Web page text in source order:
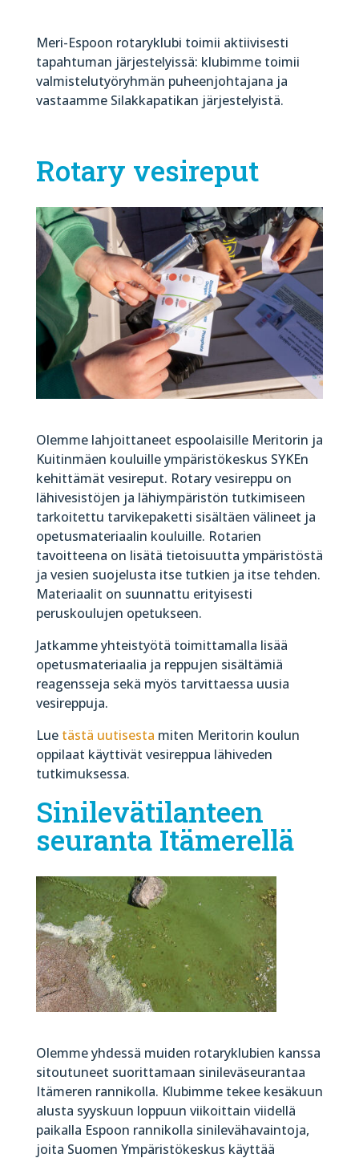
Meri-Espoon rotaryklubi toimii aktiivisesti
tapahtuman järjestelyissä: klubimme toimii
valmistelutyöryhmän puheenjohtajana ja
vastaamme Silakkapatikan järjestelyistä.
Rotary vesireput
Olemme lahjoittaneet espoolaisille Meritorin ja
Kuitinmäen kouluille ympäristökeskus SYKEn
kehittämät vesireput. Rotary vesireppu on
lähivesistöjen ja lähiympäristön tutkimiseen
tarkoitettu tarvikepaketti sisältäen välineet ja
opetusmateriaalin kouluille. Rotarien
tavoitteena on lisätä tietoisuutta ympäristöstä
ja vesien suojelusta itse tutkien ja itse tehden.
Materiaalit on suunnattu erityisesti
peruskoulujen opetukseen.
Jatkamme yhteistyötä toimittamalla lisää
opetusmateriaalia ja reppujen sisältämiä
reagensseja sekä myös tarvittaessa uusia
vesireppuja.
Lue tästä uutisesta miten Meritorin koulun
oppilaat käyttivät vesireppua lähiveden
tutkimuksessa.
Sinilevätilanteen
seuranta Itämerellä
Olemme yhdessä muiden rotaryklubien kanssa
sitoutuneet suorittamaan sinileväseurantaa
Itämeren rannikolla. Klubimme tekee kesäkuun
alusta syyskuun loppuun viikoittain viidellä
paikalla Espoon rannikolla sinilevähavaintoja,
joita Suomen Ympäristökeskus käyttää